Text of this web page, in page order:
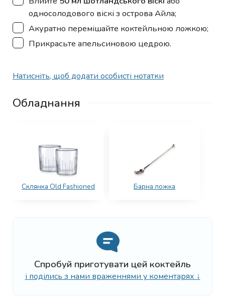
односолодового віскі з острова Айла;
▢
Акуратно перемішайте коктейльною ложкою;
▢
Прикрасьте апельсиновою цедрою.
Натисніть, щоб додати особисті нотатки
Обладнання
Склянка Old Fashioned Барна ложка
Спробуй приготувати цей коктейль
і поділись з нами враженнями у коментарях ↓